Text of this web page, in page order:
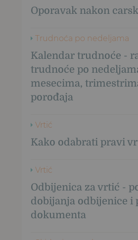
Oporavak nakon
Trudnoća po nedeljama
Kalendar trudnoće -
trudnoće po
mesecima,
porođaja
Vrtić
Kako odabrati pravi
Vrtić
Odbijenica za vrtić -
dobijanja odbijenice i
dokumenta